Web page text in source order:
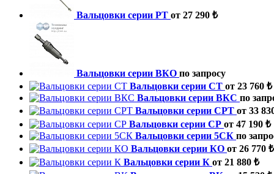
Вальцовки серии РТ от 27 290 ₺
Вальцовки серии ВКО по запросу
Вальцовки серии СТ от 23 760 ₺
Вальцовки серии ВКС по
Вальцовки серии СРТ от 33
Вальцовки серии СР от 47 190 ₺
Вальцовки серии 5СК по
Вальцовки серии КО от 26 770 ₺
Вальцовки серии К от 21 880 ₺